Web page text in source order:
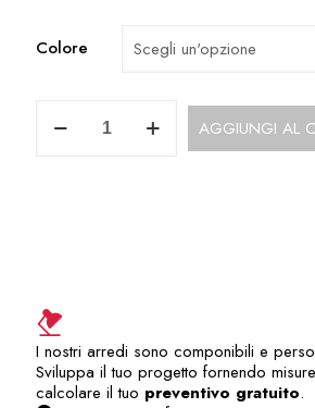
Colore
AGGIUNGI AL
I nostri arredi sono componibili e
Sviluppa il tuo progetto fornendo
calcolare il tuo preventivo gratuito.